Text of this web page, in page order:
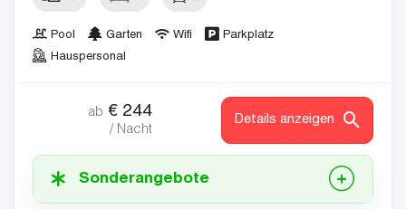
Pool Garten Wifi
Parkplatz
Hauspersonal
ab € 244
/ Nacht
Details anzeigen
Sonderangebote